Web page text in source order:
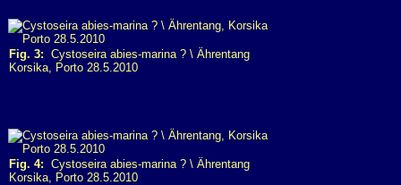
Fig. 3: Cystoseira abies-marina ? \ Ährentang
Korsika, Porto 28.5.2010
Fig. 4: Cystoseira abies-marina ? \ Ährentang
Korsika, Porto 28.5.2010